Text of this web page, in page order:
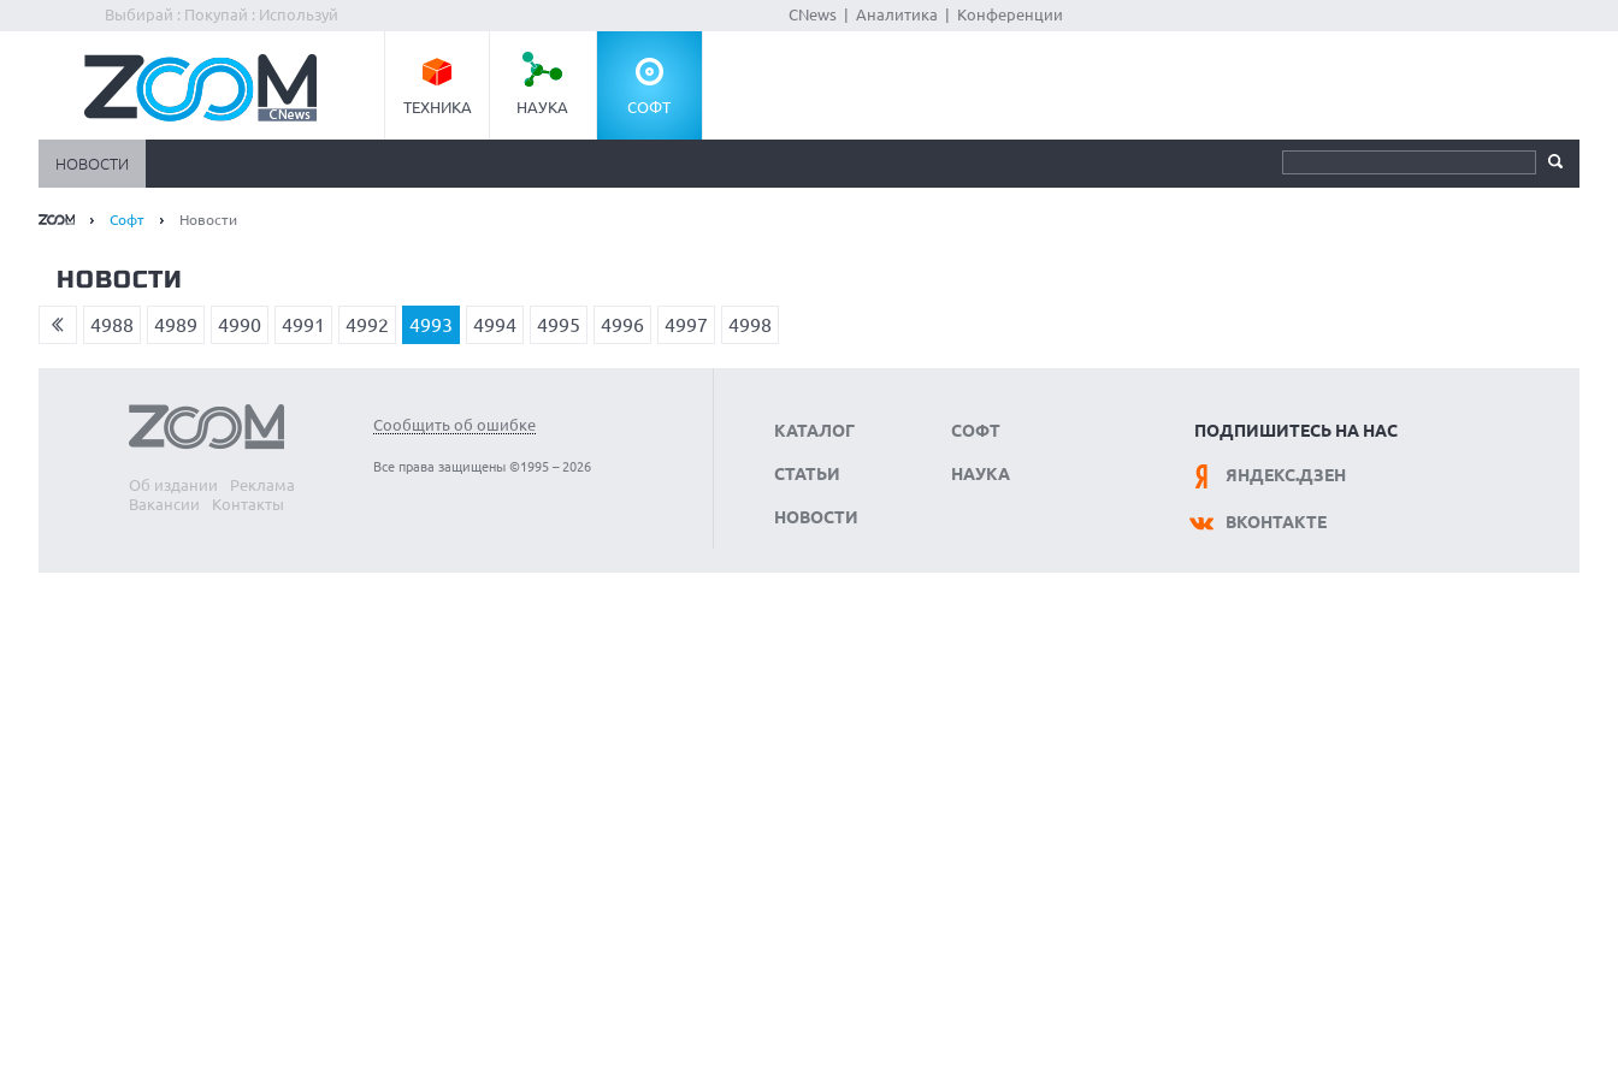
Выбирай : Покупай : Используй CNews Аналитика Конференции
ТЕХНИКА НАУКА СОФТ
НОВОСТИ
Софт Новости
НОВОСТИ
4988 4989 4990 4991 4992 4993 4994 4995 4996 4997 4998
Об издании
Реклама
Вакансии
Контакты
Сообщить об ошибке
Все права защищены ©1995 – 2026
КАТАЛОГ
СТАТЬИ
НОВОСТИ
СОФТ
НАУКА
ПОДПИШИТЕСЬ НА НАС
ЯНДЕКС.ДЗЕН
ВКОНТАКТЕ